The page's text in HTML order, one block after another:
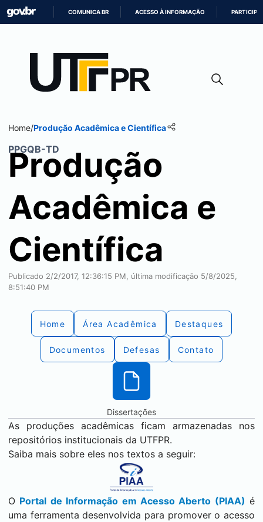
CONTEÚDO
COMUNICA BR ACESSO À INFORMAÇÃO PARTICIPE
Home/Produção Acadêmica e Científica
PPGQB-TD
Produção
Acadêmica e
Científica
Publicado 2/2/2017, 12:36:15 PM, última modificação 5/8/2025,
8:51:40 PM
Home Área Acadêmica Destaques
Documentos Defesas Contato
Dissertações
As produções acadêmicas ficam armazenadas nos
repositórios institucionais da UTFPR.
Saiba mais sobre eles nos textos a seguir:
O Portal de Informação em Acesso Aberto (PIAA) é
uma ferramenta desenvolvida para promover o acesso